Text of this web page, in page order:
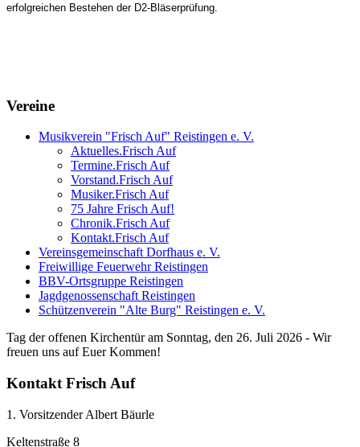
erfolgreichen Bestehen der D2-Bläserprüfung.
Vereine
Musikverein "Frisch Auf" Reistingen e. V.
Aktuelles.Frisch Auf
Termine.Frisch Auf
Vorstand.Frisch Auf
Musiker.Frisch Auf
75 Jahre Frisch Auf!
Chronik.Frisch Auf
Kontakt.Frisch Auf
Vereinsgemeinschaft Dorfhaus e. V.
Freiwillige Feuerwehr Reistingen
BBV-Ortsgruppe Reistingen
Jagdgenossenschaft Reistingen
Schützenverein "Alte Burg" Reistingen e. V.
Tag der offenen Kirchentür am Sonntag, den 26. Juli 2026 - Wir
freuen uns auf Euer Kommen!
Kontakt Frisch Auf
1. Vorsitzender Albert Bäurle
Keltenstraße 8